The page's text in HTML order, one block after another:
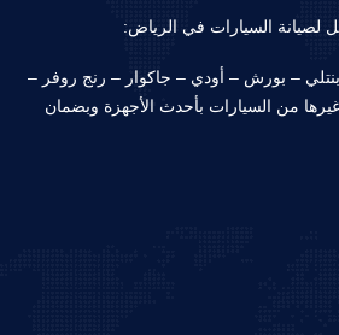
السيارات في الرياض:
– بورش – أودي – جاكوار – رنج روفر –
من السيارات بأحدث الأجهزة وبضمان